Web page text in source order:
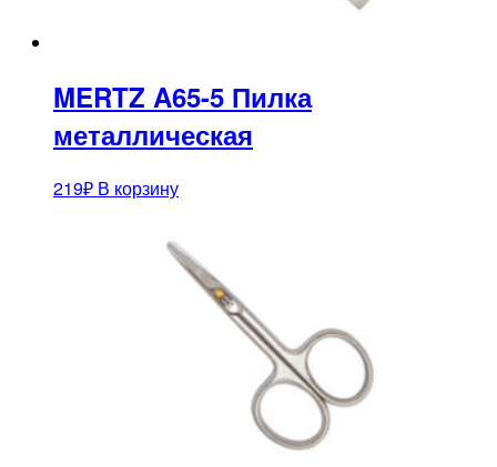
MERTZ A65-5 Пилка
металлическая
219₽ В корзину